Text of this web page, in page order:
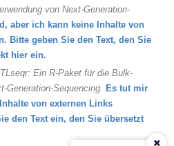
von Next-Generation-
aber ich kann keine Inhalte von
Bitte geben Sie den Text, den Sie
hier ein.
Ein R-Paket für die Bulk-
Generation-Sequencing. Es tut mir
von externen Links
den Text ein, den Sie übersetzt